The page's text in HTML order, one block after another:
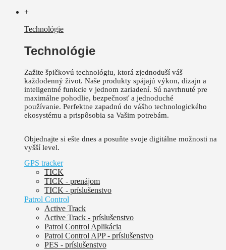
+
Technológie
Technológie
Zažite špičkovú technológiu, ktorá zjednoduší váš
každodenný život. Naše produkty spájajú výkon, dizajn a
inteligentné funkcie v jednom zariadení. Sú navrhnuté pre
maximálne pohodlie, bezpečnosť a jednoduché
používanie. Perfektne zapadnú do vášho technologického
ekosystému a prispôsobia sa Vašim potrebám.
Objednajte si ešte dnes a posuňte svoje digitálne možnosti na
vyšší level.
GPS tracker
TICK
TICK - prenájom
TICK - príslušenstvo
Patrol Control
Active Track
Active Track - príslušenstvo
Patrol Control Aplikácia
Patrol Control APP - príslušenstvo
PES - príslušenstvo